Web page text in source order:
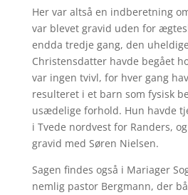
Her var altså en indberetning
var blevet gravid uden for
endda tredje gang, den
Christensdatter havde begået
var ingen tvivl, for hver gang
resulteret i et barn som fysisk
usædelige forhold. Hun havde
i Tvede nordvest for Randers,
gravid med Søren Nielsen.
Sagen findes også i Mariager
nemlig pastor Bergmann, der